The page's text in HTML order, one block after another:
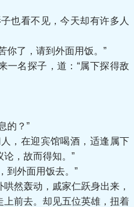
看不见，今天却有许多人
了，请到外面用饭。”
名探子，道：“属下探得敌
的？”
，在迎宾馆喝酒，适逢属下
，故而得知。”
外面用饭去。”
然轰动，戚家仁跃身出来，
上前去。却见五位英雄，扭着